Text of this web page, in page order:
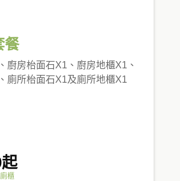
餐
廚房枱面石X1、廚房地櫃X1、
廁所枱面石X1及廁所地櫃X1
櫃